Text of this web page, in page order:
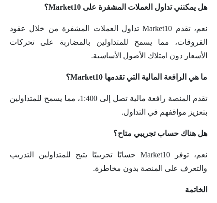
هل يمكنني تداول العملات المشفرة على Market10؟
نعم، تقدم Market10 تداول العملات المشفرة من خلال عقود
الفروقات، مما يسمح للمتداولين بالمضاربة على تحركات
الأسعار دون امتلاك الأصول الأساسية.
ما هي الرافعة المالية التي تقدمها Market10؟
تقدم المنصة رافعة مالية تصل إلى 1:400، مما يسمح للمتداولين
بتعزيز مواقفهم في التداول.
هل هناك حساب تجريبي متاح؟
نعم، توفر Market10 حسابًا تجريبيًا يتيح للمتداولين التدريب
والتعرف على المنصة بدون مخاطرة.
الخاتمة